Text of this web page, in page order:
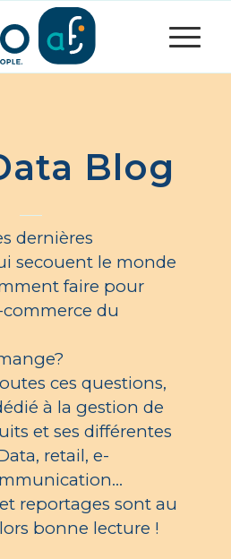
Blog
dernières
secouent le monde
faire pour
du
ces questions,
à la gestion de
et ses différentes
retail, e-
reportages sont au
bonne lecture !